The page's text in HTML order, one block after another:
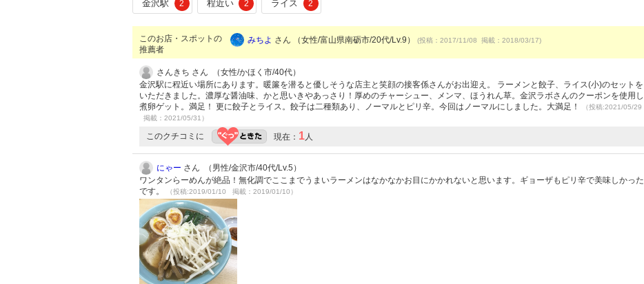
金沢駅 2 程近い 2 ライス 2
このお店・スポットの
推薦者
みちよ さん （女性/富山県南砺市/20代/Lv.9） (投稿：2017/11/08 掲載：2018/03/17)
さんきち さん （女性/かほく市/40代）
金沢駅に程近い場所にあります。暖簾を潜ると優しそうな店主と笑顔の接客係さんがお出迎え。 ラーメンと餃子、ライス(小)のセットを
いただきました。濃厚な醤油味、かと思いきやあっさり！厚めのチャーシュー、メンマ、ほうれん草。金沢ラボさんのクーポンを使用し
煮卵ゲット。満足！ 更に餃子とライス。餃子は二種類あり、ノーマルとピリ辛。今回はノーマルにしました。大満足！
（投稿:2021/05/29
掲載：2021/05/31）
このクチコミに 現在： 1人
にゃー さん （男性/金沢市/40代/Lv.5）
ワンタンらーめんが絶品！無化調でここまでうまいラーメンはなかなかお目にかかれないと思います。ギョーザもピリ辛で美味しかった
です。
（投稿:2019/01/10 掲載：2019/01/10）